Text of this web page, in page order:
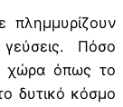
πλημμυρίζουν
Πόσο
χώρα όπως το
δυτικό κόσμο